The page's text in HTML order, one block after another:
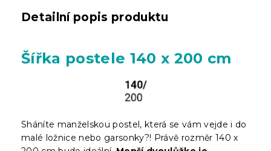
Detailní popis produktu
Šířka postele 140 x 200 cm
Sháníte manželskou postel, která se vám vejde i do
malé ložnice nebo garsonky?! Právě rozměr 140 x